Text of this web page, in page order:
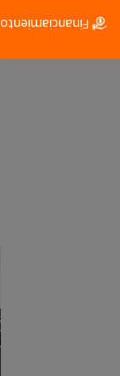
Financiamiento